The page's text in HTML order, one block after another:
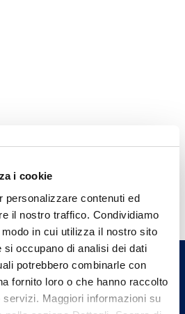
i cookie
personalizzare contenuti ed
il nostro traffico. Condividiamo
in cui utilizza il nostro sito
occupano di analisi dei dati
potrebbero combinarle con
fornito loro o che hanno raccolto
Maggiori informazioni su
di
vicina a te e parla con